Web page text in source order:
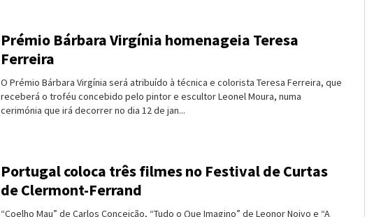
Prémio Bárbara Virgínia homenageia Teresa
Ferreira
O Prémio Bárbara Virgínia será atribuído à técnica e colorista Teresa Ferreira, que
receberá o troféu concebido pelo pintor e escultor Leonel Moura, numa
cerimónia que irá decorrer no dia 12 de jan...
Portugal coloca três filmes no Festival de Curtas
de Clermont-Ferrand
“Coelho Mau” de Carlos Conceição, “Tudo o Que Imagino” de Leonor Noivo e “A